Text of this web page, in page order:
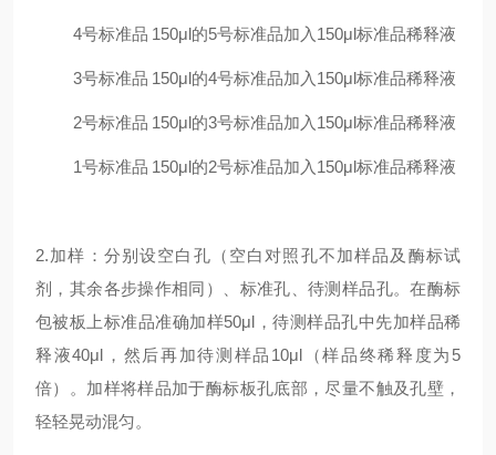
4号标准品 150μl的5号标准品加入150μl标准品稀释液
3号标准品 150μl的4号标准品加入150μl标准品稀释液
2号标准品 150μl的3号标准品加入150μl标准品稀释液
1号标准品 150μl的2号标准品加入150μl标准品稀释液
2.加样：分别设空白孔（空白对照孔不加样品及酶标试
剂，其余各步操作相同）、标准孔、待测样品孔。在酶标
包被板上标准品准确加样50μl，待测样品孔中先加样品稀
释液40μl，然后再加待测样品10μl（样品终稀释度为5
倍）。加样将样品加于酶标板孔底部，尽量不触及孔壁，
轻轻晃动混匀。